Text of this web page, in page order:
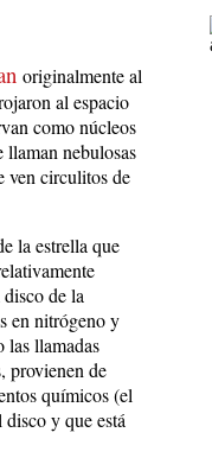
originalmente al
al espacio
como núcleos
llaman nebulosas
ven circulitos de
la estrella que
de la
en nitrógeno y
las llamadas
provienen de
químicos (el
y que está